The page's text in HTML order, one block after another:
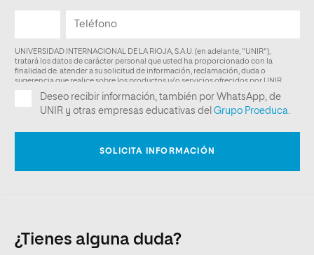
¿Tienes alguna duda?